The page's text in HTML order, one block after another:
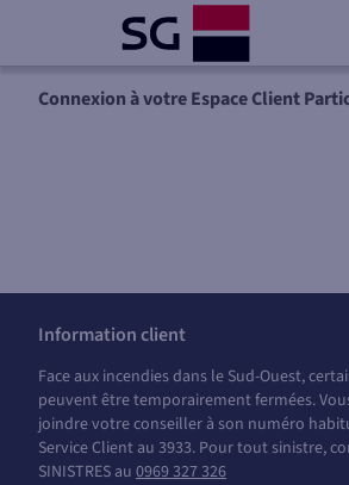
Connexion à votre Espace Client
Information client
Face aux incendies dans le Sud-Ouest,
peuvent être temporairement fermées.
joindre votre conseiller à son numéro
Service Client au 3933. Pour tout sinistre,
SINISTRES au 0969 327 326